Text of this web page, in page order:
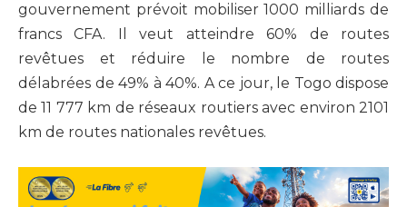
gouvernement prévoit mobiliser 1000 milliards de
francs CFA. Il veut atteindre 60% de routes
revêtues et réduire le nombre de routes
délabrées de 49% à 40%. A ce jour, le Togo dispose
de 11 777 km de réseaux routiers avec environ 2101
km de routes nationales revêtues.